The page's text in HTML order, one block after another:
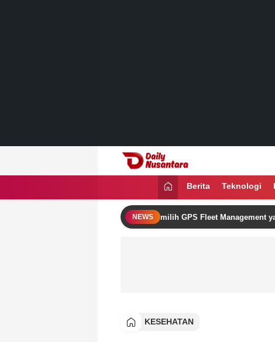
Daily Nusantara
Menyajikan Fakta, Menginspirasi Bangsa
Berita Teknologi
NEWS
Omzet Bisnis Logistik dengan Memilih GPS Fleet Management yang
KESEHATAN